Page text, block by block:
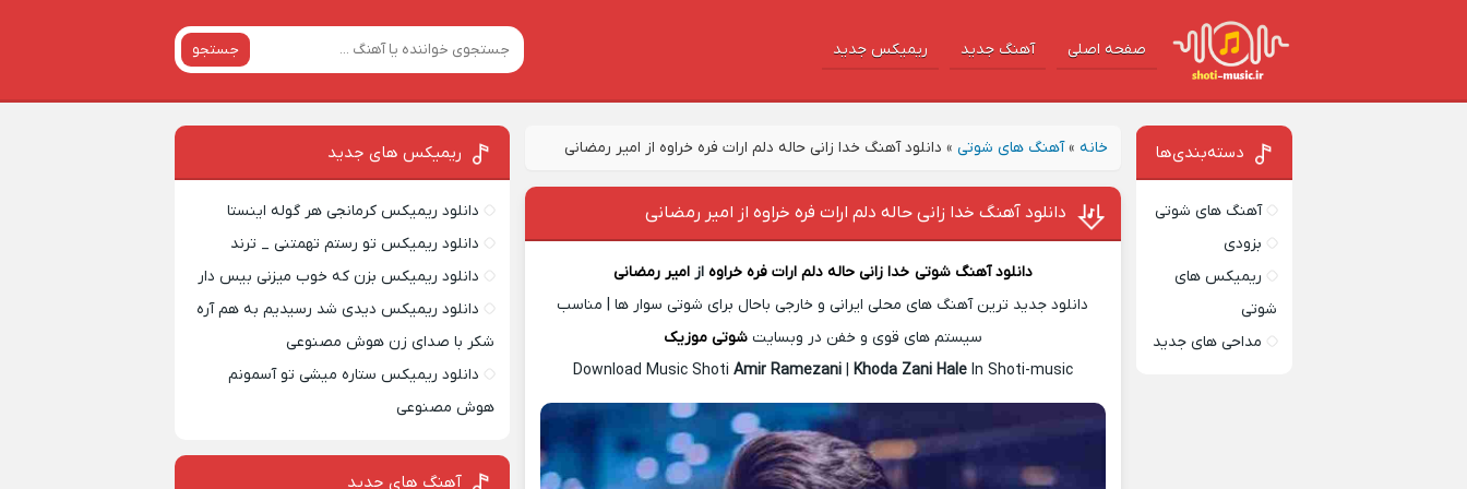
صفحه اصلی آهنگ‌ جدید ریمیکس جدید جستجو
خانه »آهنگ های شوتی » دانلود آهنگ خدا زانی حاله دلم ارات فره خراوه از امیر رمضانی
دانلود آهنگ خدا زانی حاله دلم ارات فره خراوه از امیر رمضانی
دانلود آهنگ شوتی خدا زانی حاله دلم ارات فره خراوه ازامیر رمضانی
دانلود جدید ترین آهنگ های محلی ایرانی و خارجی باحال برای شوتی سوار ها | مناسب
سیستم های قوی و خفن در وبسایتشوتی موزیک
Download Music Shoti Amir Ramezani| Khoda Zani HaleIn Shoti-music
دسته‌بندی‌ها
آهنگ های شوتی
بزودی
ریمیکس های
شوتی
مداحی های جدید
ریمیکس‌ های جدید
دانلود ریمیکس کرمانجی هر گوله اینستا
دانلود ریمیکس تو رستم تهمتنی _ ترند
دانلود ریمیکس بزن که خوب میزنی بیس دار
دانلود ریمیکس دیدی شد رسیدیم به هم آره
شکر با صدای زن هوش مصنوعی
دانلود ریمیکس ستاره میشی تو آسمونم
هوش مصنوعی
آهنگ های جدید